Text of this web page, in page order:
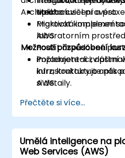
Architect musel provést.
aplikací.
Migrovat komplexní
AWS.
Použít osvědčené
implementaci,
infrastruktury a
AWS.
Mnoho cvičení a
Praktická
laboratorním
Možnosti přizpůsobení
Požadujete-li zvláštní
kurz, kontaktujte nás
si detaily.
Přečtěte si více...
Umělá inteligence na
Web Services (AWS)